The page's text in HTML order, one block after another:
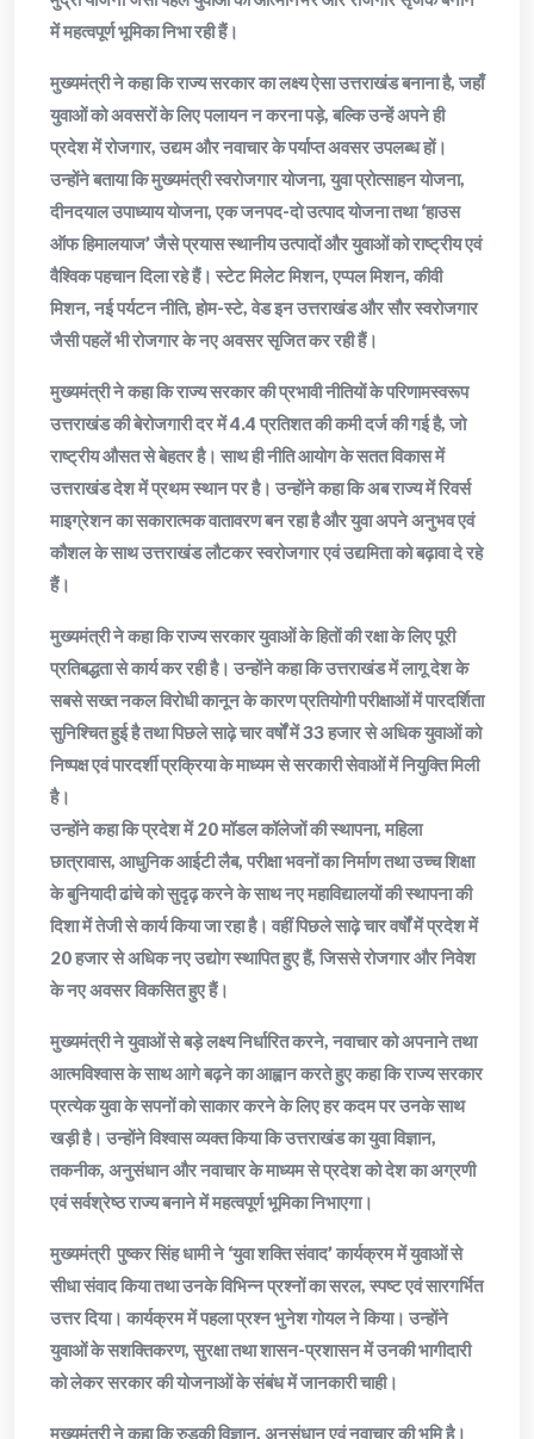
में महत्वपूर्ण भूमिका निभा रही हैं।
मुख्यमंत्री ने कहा कि राज्य सरकार का लक्ष्य ऐसा उत्तराखंड बनाना है, जहाँ
युवाओं को अवसरों के लिए पलायन न करना पड़े, बल्कि उन्हें अपने ही
प्रदेश में रोजगार, उद्यम और नवाचार के पर्याप्त अवसर उपलब्ध हों।
उन्होंने बताया कि मुख्यमंत्री स्वरोजगार योजना, युवा प्रोत्साहन योजना,
दीनदयाल उपाध्याय योजना, एक जनपद-दो उत्पाद योजना तथा ‘हाउस
ऑफ हिमालयाज’ जैसे प्रयास स्थानीय उत्पादों और युवाओं को राष्ट्रीय एवं
वैश्विक पहचान दिला रहे हैं। स्टेट मिलेट मिशन, एप्पल मिशन, कीवी
मिशन, नई पर्यटन नीति, होम-स्टे, वेड इन उत्तराखंड और सौर स्वरोजगार
जैसी पहलें भी रोजगार के नए अवसर सृजित कर रही हैं।
मुख्यमंत्री ने कहा कि राज्य सरकार की प्रभावी नीतियों के परिणामस्वरूप
उत्तराखंड की बेरोजगारी दर में 4.4 प्रतिशत की कमी दर्ज की गई है, जो
राष्ट्रीय औसत से बेहतर है। साथ ही नीति आयोग के सतत विकास में
उत्तराखंड देश में प्रथम स्थान पर है। उन्होंने कहा कि अब राज्य में रिवर्स
माइग्रेशन का सकारात्मक वातावरण बन रहा है और युवा अपने अनुभव एवं
कौशल के साथ उत्तराखंड लौटकर स्वरोजगार एवं उद्यमिता को बढ़ावा दे रहे
हैं।
मुख्यमंत्री ने कहा कि राज्य सरकार युवाओं के हितों की रक्षा के लिए पूरी
प्रतिबद्धता से कार्य कर रही है। उन्होंने कहा कि उत्तराखंड में लागू देश के
सबसे सख्त नकल विरोधी कानून के कारण प्रतियोगी परीक्षाओं में पारदर्शिता
सुनिश्चित हुई है तथा पिछले साढ़े चार वर्षों में 33 हजार से अधिक युवाओं को
निष्पक्ष एवं पारदर्शी प्रक्रिया के माध्यम से सरकारी सेवाओं में नियुक्ति मिली
है।
उन्होंने कहा कि प्रदेश में 20 मॉडल कॉलेजों की स्थापना, महिला
छात्रावास, आधुनिक आईटी लैब, परीक्षा भवनों का निर्माण तथा उच्च शिक्षा
के बुनियादी ढांचे को सुदृढ़ करने के साथ नए महाविद्यालयों की स्थापना की
दिशा में तेजी से कार्य किया जा रहा है। वहीं पिछले साढ़े चार वर्षों में प्रदेश में
20 हजार से अधिक नए उद्योग स्थापित हुए हैं, जिससे रोजगार और निवेश
के नए अवसर विकसित हुए हैं।
मुख्यमंत्री ने युवाओं से बड़े लक्ष्य निर्धारित करने, नवाचार को अपनाने तथा
आत्मविश्वास के साथ आगे बढ़ने का आह्वान करते हुए कहा कि राज्य सरकार
प्रत्येक युवा के सपनों को साकार करने के लिए हर कदम पर उनके साथ
खड़ी है। उन्होंने विश्वास व्यक्त किया कि उत्तराखंड का युवा विज्ञान,
तकनीक, अनुसंधान और नवाचार के माध्यम से प्रदेश को देश का अग्रणी
एवं सर्वश्रेष्ठ राज्य बनाने में महत्वपूर्ण भूमिका निभाएगा।
मुख्यमंत्री पुष्कर सिंह धामी ने ‘युवा शक्ति संवाद’ कार्यक्रम में युवाओं से
सीधा संवाद किया तथा उनके विभिन्न प्रश्नों का सरल, स्पष्ट एवं सारगर्भित
उत्तर दिया। कार्यक्रम में पहला प्रश्न भुनेश गोयल ने किया। उन्होंने
युवाओं के सशक्तिकरण, सुरक्षा तथा शासन-प्रशासन में उनकी भागीदारी
को लेकर सरकार की योजनाओं के संबंध में जानकारी चाही।
मुख्यमंत्री ने कहा कि रुड़की विज्ञान, अनुसंधान एवं नवाचार की भूमि है।